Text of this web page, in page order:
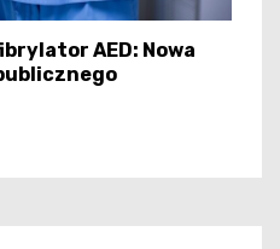
AED: Nowa